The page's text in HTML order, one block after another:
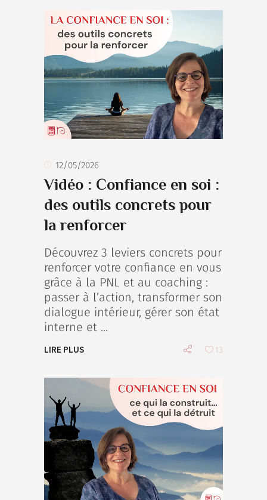
12/05/2026
Vidéo : Confiance en soi :
des outils concrets pour
la renforcer
Découvrez 3 leviers concrets pour
renforcer votre confiance en vous
grâce à la PNL et au coaching :
passer à l’action, transformer son
dialogue intérieur, gérer son état
interne et
LIRE PLUS 13